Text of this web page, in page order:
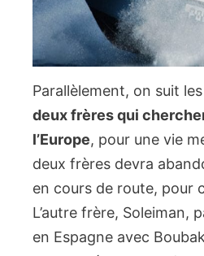
Parallèlement, on suit
deux frères qui
l’Europe, pour une vie
deux frères devra
en cours de route, pour
L’autre frère, Soleiman,
en Espagne avec